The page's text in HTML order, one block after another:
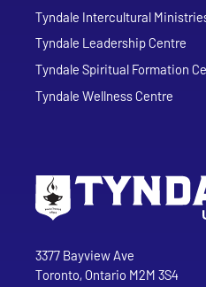
Tyndale Intercultural
Tyndale Leadership Centre
Tyndale Spiritual Formation
Tyndale Wellness Centre
Tyndale University
3377 Bayview Ave
Toronto, Ontario M2M 3S4